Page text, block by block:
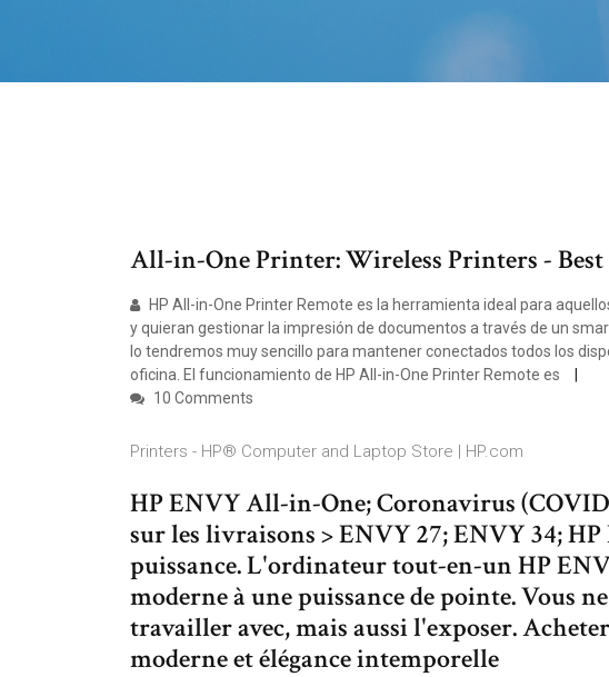
All-in-One Printer: Wireless Printers - Best
HP All-in-One Printer Remote es la herramienta ideal para
y quieran gestionar la impresión de documentos a través de un
lo tendremos muy sencillo para mantener conectados todos los
oficina. El funcionamiento de HP All-in-One Printer Remote es
10 Comments
Printers - HP® Computer and Laptop Store | HP.com
HP ENVY All-in-One; Coronavirus
sur les livraisons > ENVY 27; ENVY 34;
puissance. L'ordinateur tout-en-un HP
moderne à une puissance de pointe. Vous
travailler avec, mais aussi l'exposer.
moderne et élégance intemporelle